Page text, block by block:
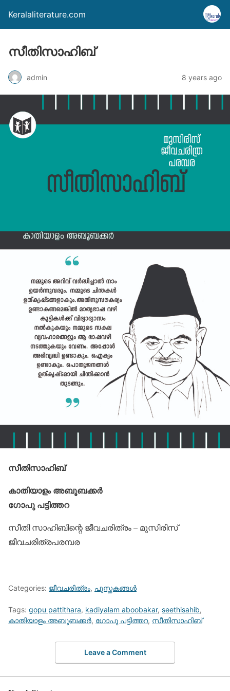
Keralaliterature.com
സീതിസാഹിബ്
admin 8 years ago
സീതിസാഹിബ്
കാതിയാളം അബൂബക്കര്‍
ഗോപു പട്ടിത്തറ
സീതി സാഹിബിന്റെ ജീവചരിത്രം – മുസിരിസ്
ജീവചരിത്രപരമ്പര
Categories: ജീവചരിത്രം, പുസ്തകങ്ങള്‍
Tags: gopu pattithara, kadiyalam aboobakar, seethisahib,
കാതിയാളം അബൂബക്കര്‍, ഗോപു പട്ടിത്തറ, സീതിസാഹിബ്
Leave a Comment